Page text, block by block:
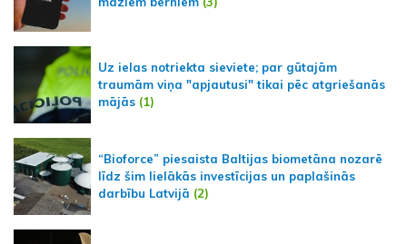
Uz ielas notriekta sieviete; par gūtajām
traumām viņa "apjautusi" tikai pēc atgriešanās
mājās (1)
“Bioforce” piesaista Baltijas biometāna nozarē
līdz šim lielākās investīcijas un paplašinās
darbību Latvijā (2)